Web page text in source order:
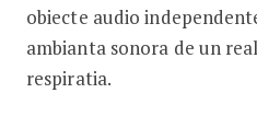
obiecte audio
ambianta sonora de un
respiratia.